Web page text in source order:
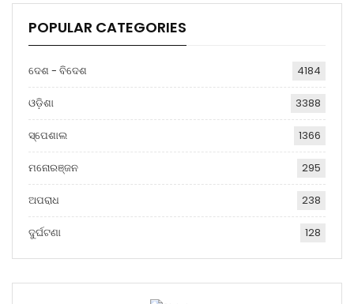
POPULAR CATEGORIES
ଦେଶ - ବିଦେଶ 4184
ଓଡ଼ିଶା 3388
ସ୍ପେଶାଲ 1366
ମନୋରଞ୍ଜନ 295
ଅପରାଧ 238
ଦୁର୍ଘଟଣା 128